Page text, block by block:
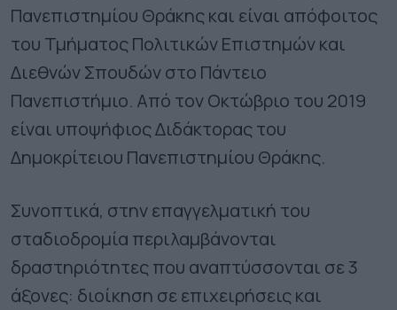
Πανεπιστημίου Θράκης και είναι απόφοιτος
του Τμήματος Πολιτικών Επιστημών και
Διεθνών Σπουδών στο Πάντειο
Πανεπιστήμιο. Από τον Οκτώβριο του 2019
είναι υποψήφιος Διδάκτορας του
Δημοκρίτειου Πανεπιστημίου Θράκης.
Συνοπτικά, στην επαγγελματική του
σταδιοδρομία περιλαμβάνονται
δραστηριότητες που αναπτύσσονται σε 3
άξονες: διοίκηση σε επιχειρήσεις και